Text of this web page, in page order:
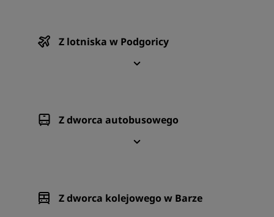
Z lotniska w Podgoricy
Z dworca autobusowego
Z dworca kolejowego w Barze